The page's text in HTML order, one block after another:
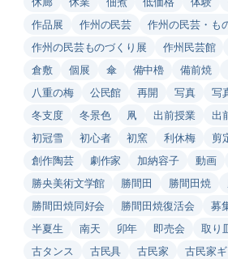
作品展
作州の民芸
作州の民芸・も
作州の民芸ものづくり展
作州民芸館
倉敷
個展 傘 備中櫓 備前焼
八重の梅
公民館 再開 写真 写
冬支度
冬景色 凧 出前授業 出
初冠雪
初心者 初窯 利休梅 剪
創作陶芸
劇作家 加納容子 動画
勝央美術文学館
勝間田 勝間田焼
勝間田焼同好会
勝間田焼復活会 募
半夏生
南天 卯年 即売会 取り
古タンス
古民具 古民家
古民家